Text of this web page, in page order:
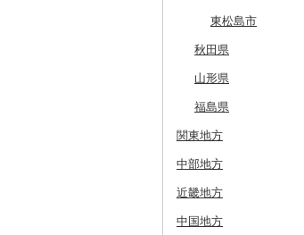
占冠村
上士幌町
平取町
七飯町
北見市
登別市
訓子府町
室蘭市
東松島市
秋田県
大潟村
横手市
能代市
小坂町
仙北市
井川町
山形県
村山市
尾花沢市
上山市
河北町
酒田市
福島県
天栄村
広野町
鏡石町
須賀川市
関東地方
茨城県
土浦市
取手市
栃木県
那須塩原市
群馬県
中部地方
新潟県
十日町市
富山県
近畿地方
三重県
中国地方